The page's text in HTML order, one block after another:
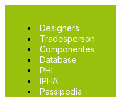
Designers
Tradesperson
Componentes
Database
PHI
IPHA
Passipedia